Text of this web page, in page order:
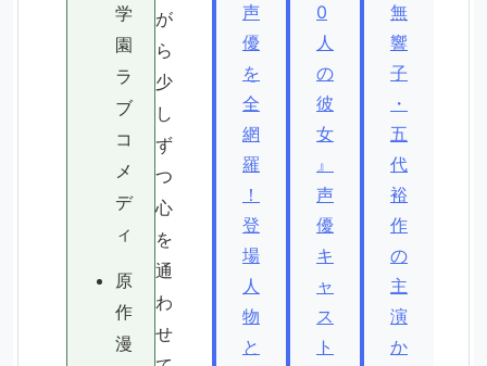
学
園
ラ
ブ
コ
メ
デ
ィ
原
作
漫
が
ら
少
し
ず
つ
心
を
通
わ
せ
声
優
を
全
網
羅
！
登
場
人
物
と
0
人
の
彼
女
』
声
優
キ
ャ
ス
ト
無
響
子
・
五
代
裕
作
の
主
演
か